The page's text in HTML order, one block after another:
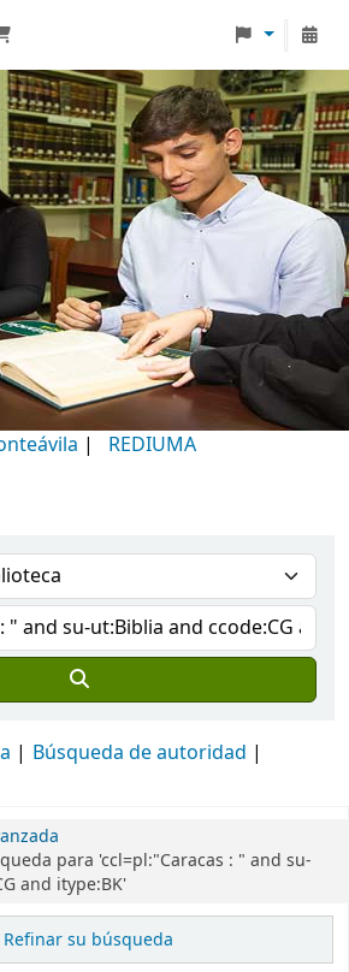
Monteávila
| REDIUMA
Búsqueda de autoridad
para 'ccl=pl:"Caracas : " and su-
and itype:BK'
Refinar su búsqueda